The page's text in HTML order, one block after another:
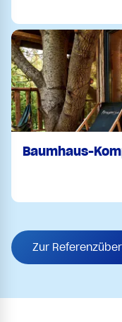
Baumhaus-
Zur